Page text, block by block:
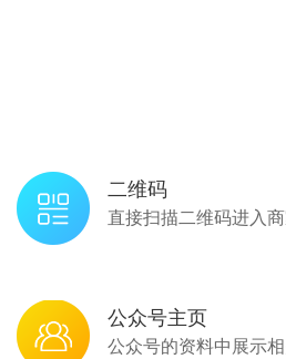
二维码
直接扫描二维码进入
公众号主页
公众号的资料中展示